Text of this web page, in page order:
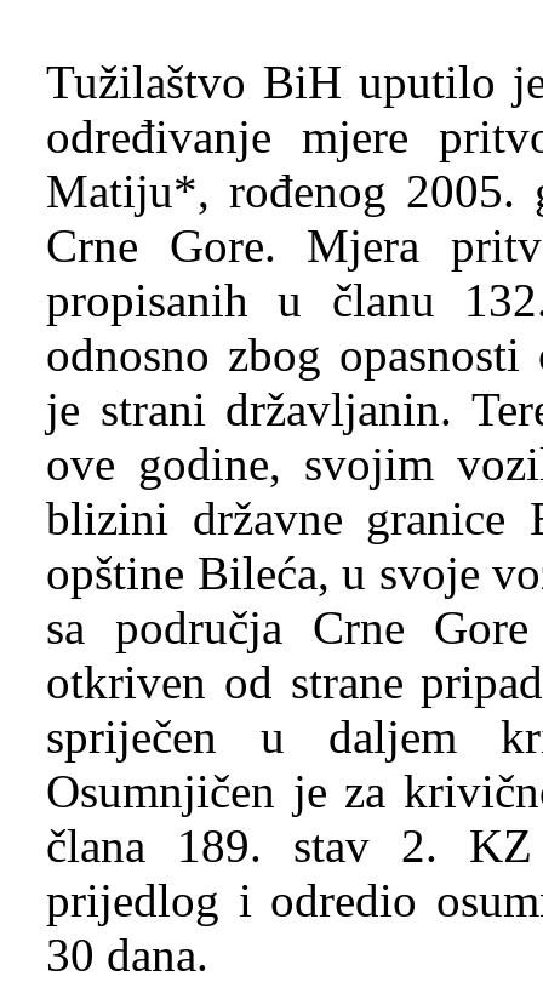
Tužilaštvo BiH uputilo
određivanje mjere
Matiju*, rođenog 2005.
Crne Gore. Mjera
propisanih u članu
odnosno zbog
je strani državljanin.
ove godine, svojim
blizini državne
opštine Bileća, u svoje
sa područja Crne
otkriven od strane
spriječen u daljem
Osumnjičen je za
člana 189. stav 2.
prijedlog i odredio
30 dana.